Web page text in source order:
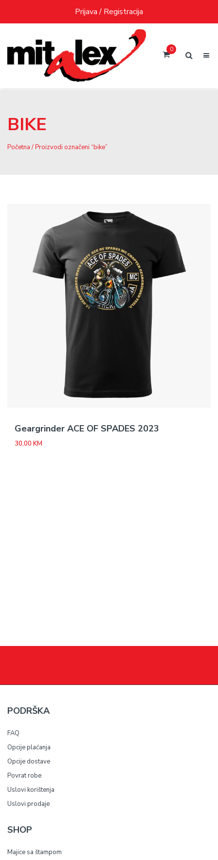
content
Prijava / Registracija
0
BIKE
Početna / Proizvodi označeni “bike”
Geargrinder ACE OF SPADES 2023
30,00 KM
PODRŠKA
FAQ
Opcije plaćanja
Opcije dostave
Povrat robe
Uslovi korištenja
Uslovi prodaje
SHOP
Majice sa štampom